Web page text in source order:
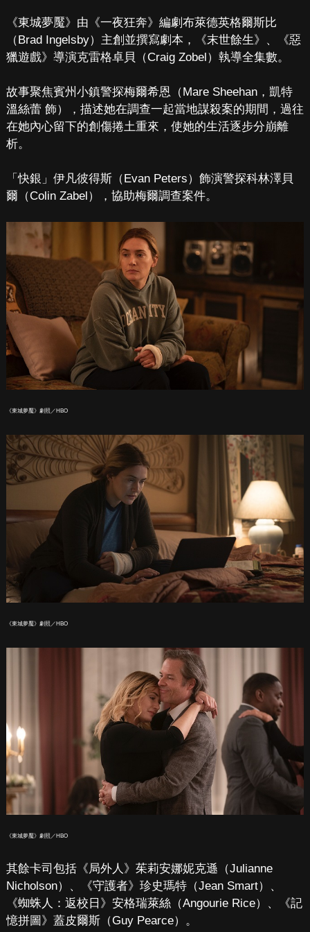
《東城夢魘》由《一夜狂奔》編劇布萊德英格爾斯比
（Brad Ingelsby）主創並撰寫劇本，《末世餘生》、《惡
獵遊戲》導演克雷格卓貝（Craig Zobel）執導全集數。
故事聚焦賓州小鎮警探梅爾希恩（Mare Sheehan，凱特
溫絲蕾 飾），描述她在調查一起當地謀殺案的期間，過往
在她內心留下的創傷捲土重來，使她的生活逐步分崩離
析。
「快銀」伊凡彼得斯（Evan Peters）飾演警探科林澤貝
爾（Colin Zabel），協助梅爾調查案件。
《東城夢魘》劇照／HBO
《東城夢魘》劇照／HBO
《東城夢魘》劇照／HBO
其餘卡司包括《局外人》茱莉安娜妮克遜（Julianne
Nicholson）、《守護者》珍史瑪特（Jean Smart）、
《蜘蛛人：返校日》安格瑞萊絲（Angourie Rice）、《記
憶拼圖》蓋皮爾斯（Guy Pearce）。